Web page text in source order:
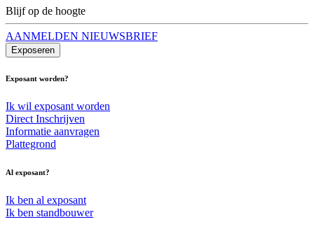
Blijf op de hoogte
AANMELDEN NIEUWSBRIEF
Exposeren
Exposant worden?
Ik wil exposant worden
Direct Inschrijven
Informatie aanvragen
Plattegrond
Al exposant?
Ik ben al exposant
Ik ben standbouwer